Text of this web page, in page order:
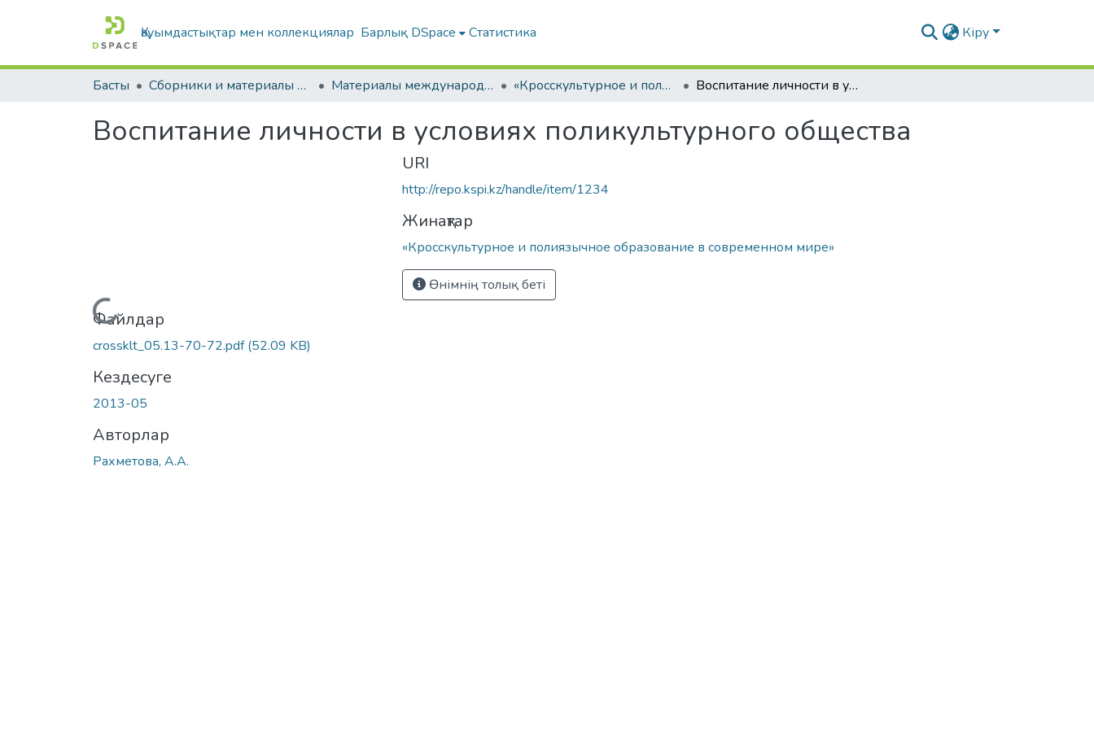
Қауымдастықтар мен коллекциялар Барлық DSpace Статистика Кіру
Басты Сборники и материалы конференций Материалы международных научно-практических конференций «Кросскультурное и полиязычное образование в современном мире» Воспитание личности в условиях поликультурного общества
Воспитание личности в условиях поликультурного общества
Жүктеу...
Файлдар
crossklt_05.13-70-72.pdf(52.09 KB)
Кездесуге
2013-05
Авторлар
Рахметова, А.А.
URI
http://repo.kspi.kz/handle/item/1234
Жинақтар
«Кросскультурное и полиязычное образование в современном мире»
Өнімнің толық беті